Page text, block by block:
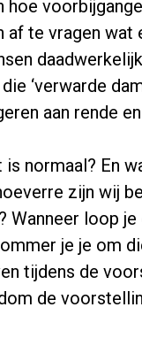
hoe
af te vragen wat
‘verwarde
aan rende
is normaal? En
zijn wij
Wanneer loop
je je om
tijdens de
de